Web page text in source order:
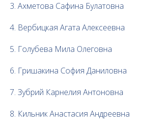
3. Ахметова Сафина Булатовна
4. Вербицкая Агата Алексеевна
5. Голубева Мила Олеговна
6. Гришакина София Даниловна
7. Зубрий Карнелия Антоновна
8. Кильник Анастасия Андреевна